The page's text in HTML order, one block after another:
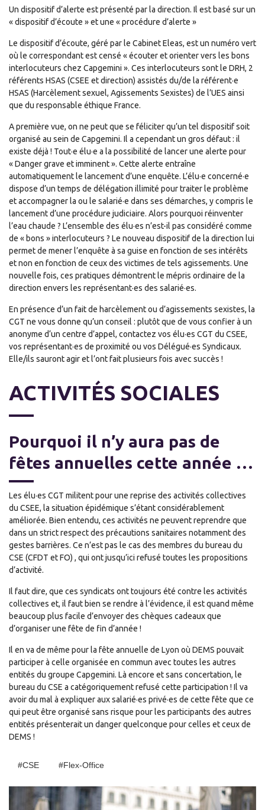
Un dispositif d’alerte est présenté par la direction. Il est basé sur un
« dispositif d’écoute » et une « procédure d’alerte »
Le dispositif d’écoute, géré par le Cabinet Eleas, est un numéro vert
où le correspondant est censé « écouter et orienter vers les bons
interlocuteurs chez Capgemini ». Ces interlocuteurs sont le DRH, 2
référents HSAS (CSEE et direction) assistés du/de la référent·e
HSAS (Harcèlement sexuel, Agissements Sexistes) de l’UES ainsi
que du responsable éthique France.
A première vue, on ne peut que se féliciter qu’un tel dispositif soit
organisé au sein de Capgemini. Il a cependant un gros défaut : il
existe déjà ! Tout·e élu·e a la possibilité de lancer une alerte pour
« Danger grave et imminent ». Cette alerte entraîne
automatiquement le lancement d’une enquête. L’élu·e concerné·e
dispose d’un temps de délégation illimité pour traiter le problème
et accompagner la ou le salarié·e dans ses démarches, y compris le
lancement d’une procédure judiciaire. Alors pourquoi réinventer
l’eau chaude ? L’ensemble des élu·es n’est-il pas considéré comme
de « bons » interlocuteurs ? Le nouveau dispositif de la direction lui
permet de mener l’enquête à sa guise en fonction de ses intérêts
et non en fonction de ceux des victimes de tels agissements. Une
nouvelle fois, ces pratiques démontrent le mépris ordinaire de la
direction envers les représentant·es des salarié·es.
En présence d’un fait de harcèlement ou d’agissements sexistes, la
CGT ne vous donne qu’un conseil : plutôt que de vous confier à un
anonyme d‘un centre d’appel, contactez vos élu·es CGT du CSEE,
vos représentant·es de proximité ou vos Délégué·es Syndicaux.
Elle/ils sauront agir et l’ont fait plusieurs fois avec succès !
ACTIVITÉS SOCIALES
Pourquoi il n’y aura pas de
fêtes annuelles cette année …
Les élu·es CGT militent pour une reprise des activités collectives
du CSEE, la situation épidémique s’étant considérablement
améliorée. Bien entendu, ces activités ne peuvent reprendre que
dans un strict respect des précautions sanitaires notamment des
gestes barrières. Ce n’est pas le cas des membres du bureau du
CSE (CFDT et FO) , qui ont jusqu’ici refusé toutes les propositions
d’activité.
Il faut dire, que ces syndicats ont toujours été contre les activités
collectives et, il faut bien se rendre à l’évidence, il est quand même
beaucoup plus facile d’envoyer des chèques cadeaux que
d’organiser une fête de fin d’année !
Il en va de même pour la fête annuelle de Lyon où DEMS pouvait
participer à celle organisée en commun avec toutes les autres
entités du groupe Capgemini. Là encore et sans concertation, le
bureau du CSE a catégoriquement refusé cette participation ! Il va
avoir du mal à expliquer aux salarié·es privé·es de cette fête que ce
qui peut être organisé sans risque pour les participants des autres
entités présenterait un danger quelconque pour celles et ceux de
DEMS !
#CSE #Flex-Office